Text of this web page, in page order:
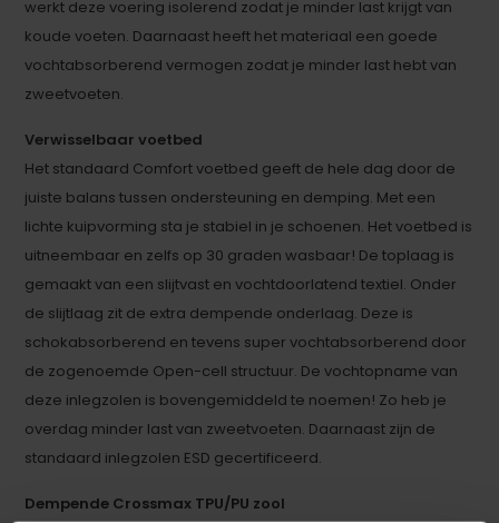
werkt deze voering isolerend zodat je minder last krijgt van
koude voeten. Daarnaast heeft het materiaal een goede
vochtabsorberend vermogen zodat je minder last hebt van
zweetvoeten.
Verwisselbaar voetbed
Het standaard Comfort voetbed geeft de hele dag door de
juiste balans tussen ondersteuning en demping. Met een
lichte kuipvorming sta je stabiel in je schoenen. Het voetbed is
uitneembaar en zelfs op 30 graden wasbaar! De toplaag is
gemaakt van een slijtvast en vochtdoorlatend textiel. Onder
de slijtlaag zit de extra dempende onderlaag. Deze is
schokabsorberend en tevens super vochtabsorberend door
de zogenoemde Open-cell structuur. De vochtopname van
deze inlegzolen is bovengemiddeld te noemen! Zo heb je
overdag minder last van zweetvoeten. Daarnaast zijn de
standaard inlegzolen ESD gecertificeerd.
Dempende Crossmax TPU/PU zool